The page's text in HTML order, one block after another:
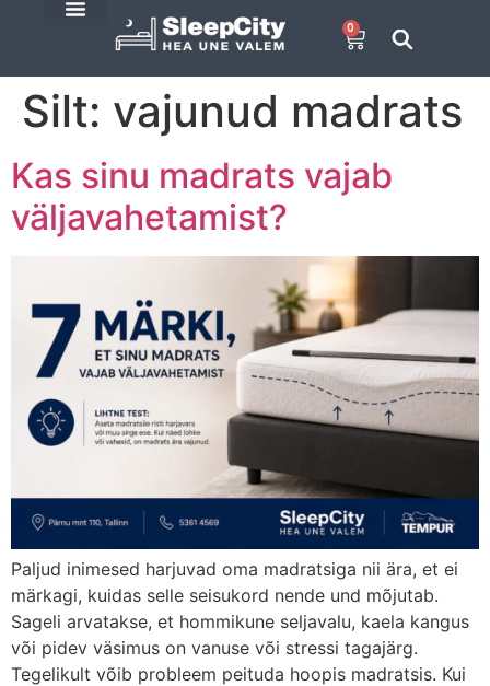
0
Silt: vajunud madrats
Kas sinu madrats vajab
väljavahetamist?
Paljud inimesed harjuvad oma madratsiga nii ära, et ei
märkagi, kuidas selle seisukord nende und mõjutab.
Sageli arvatakse, et hommikune seljavalu, kaela kangus
või pidev väsimus on vanuse või stressi tagajärg.
Tegelikult võib probleem peituda hoopis madratsis. Kui